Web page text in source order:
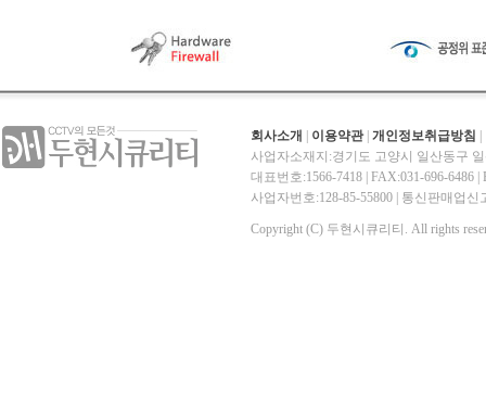
회사소개 이용약관| 개인정보취급방침
사업자소재지:경기도 고양시 일산동구
대표번호:1566-7418 | FAX:031-696-6486 |
사업자번호:128-85-55800 | 통신판매업
Copyright (C) 두현시큐리티. All rights